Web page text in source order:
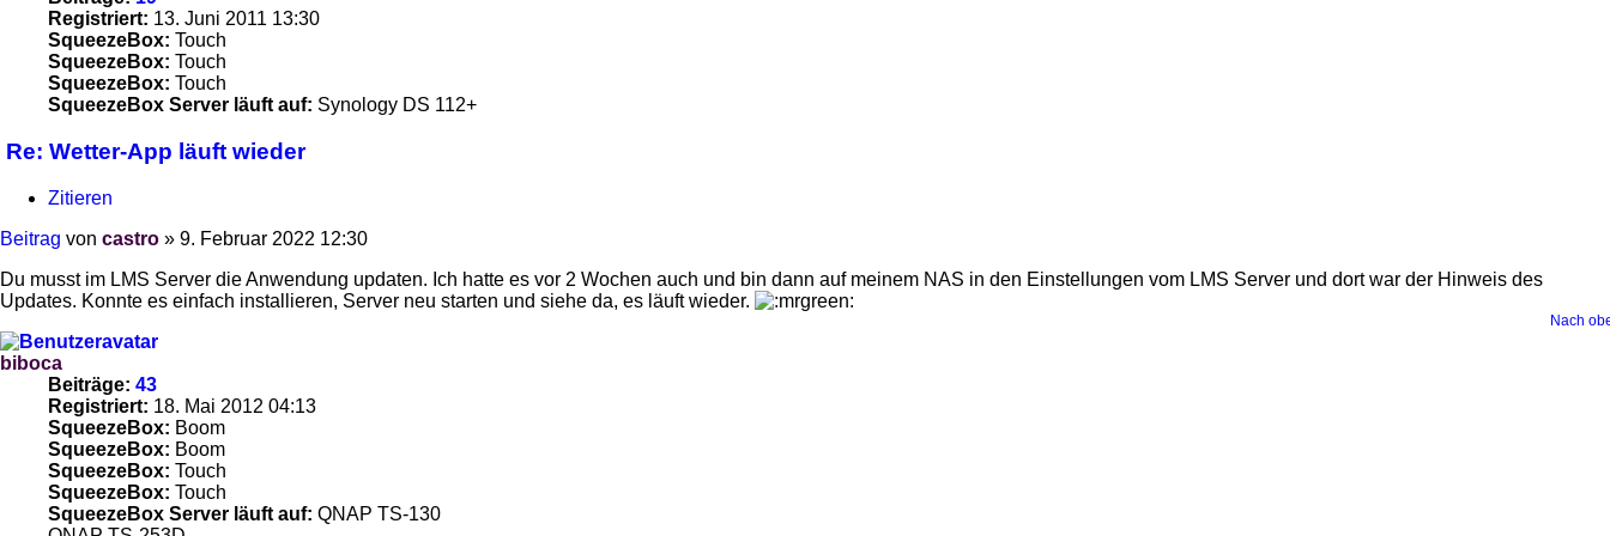
Registriert: 13. Juni 2011 13:30
SqueezeBox: Touch
SqueezeBox: Touch
SqueezeBox: Touch
SqueezeBox Server läuft auf: Synology DS 112+
Re: Wetter-App läuft wieder
Zitieren
Beitrag von castro » 9. Februar 2022 12:30
Du musst im LMS Server die Anwendung updaten. Ich hatte es vor 2 Wochen auch und bin dann auf meinem NAS in den Einstellungen vom LMS Server und dort war der Hinweis des
Updates. Konnte es einfach installieren, Server neu starten und siehe da, es läuft wieder.
Nach
biboca
Beiträge: 43
Registriert: 18. Mai 2012 04:13
SqueezeBox: Boom
SqueezeBox: Boom
SqueezeBox: Touch
SqueezeBox: Touch
SqueezeBox Server läuft auf: QNAP TS-130